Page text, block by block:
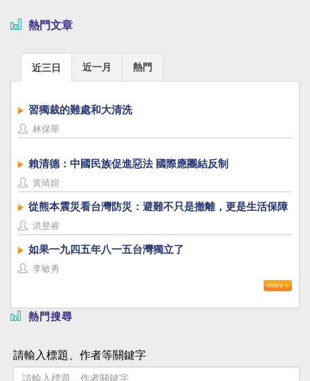
熱門文章
近三日 近一月 熱門
習獨裁的難處和大清洗
林保華
賴清德：中國民族促進惡法 國際應團結反制
黃靖媗
從熊本震災看台灣防災：避難不只是撤離，更是生活保障
洪昱睿
如果一九四五年八一五台灣獨立了
李敏勇
熱門搜尋
請輸入標題、作者等關鍵字